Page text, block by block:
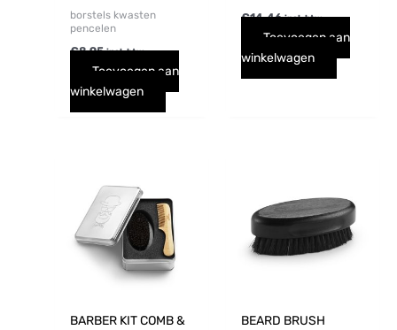
borstels kwasten
pencelen
€8,95 incl. btw
Toevoegen aan
winkelwagen
€14,46 incl. btw
Toevoegen aan
winkelwagen
BARBER KIT COMB &
BEARD BRUSH